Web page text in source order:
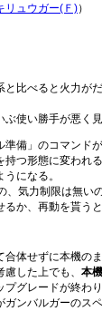
リュウガー(Ｆ)）
比べると火力が
使い勝手が悪く見
備」のコマンドが
つ形態に変われ
になる。
気力制限は無い
か、再動を貰う
体せずに本機の
した上でも、 本
グレードが終わ
ガンバルガーのス